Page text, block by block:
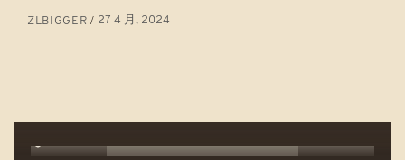
ZLBIGGER 27 4 月, 2024